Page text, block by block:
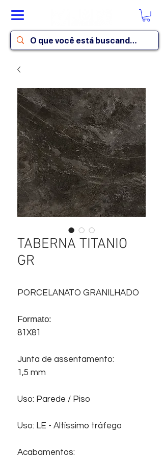
TABERNA TITANIO
GR
PORCELANATO GRANILHADO
Formato:
81X81
Junta de assentamento:
1,5 mm
Uso: Parede / Piso
Uso: LE - Altíssimo tráfego
Acabamentos: